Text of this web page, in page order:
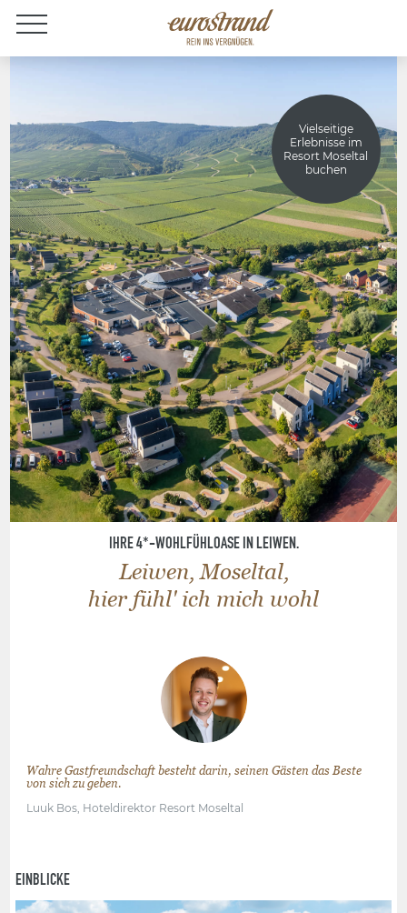
Jobs
Vielseitige
Erlebnisse im
Resort Moseltal
buchen
IHRE 4*-WOHLFÜHLOASE IN LEIWEN.
Leiwen, Moseltal,
hier fühl' ich mich wohl
Wahre Gastfreundschaft besteht darin, seinen Gästen das Beste
von sich zu geben.
Luuk Bos, Hoteldirektor Resort Moseltal
EINBLICKE